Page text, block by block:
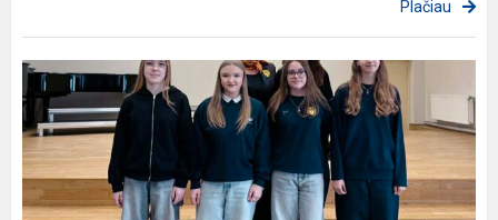
Plačiau
M.
K.
Čiurlionio
viktorina
„Dangaus
ir